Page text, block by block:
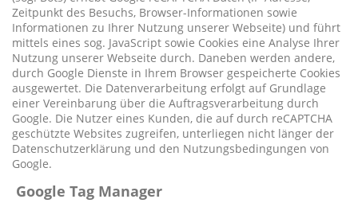
Zeitpunkt des Besuchs, Browser-Informationen sowie
Informationen zu Ihrer Nutzung unserer Webseite) und führt
mittels eines sog. JavaScript sowie Cookies eine Analyse Ihrer
Nutzung unserer Webseite durch. Daneben werden andere,
durch Google Dienste in Ihrem Browser gespeicherte Cookies
ausgewertet. Die Datenverarbeitung erfolgt auf Grundlage
einer Vereinbarung über die Auftragsverarbeitung durch
Google. Die Nutzer eines Kunden, die auf durch reCAPTCHA
geschützte Websites zugreifen, unterliegen nicht länger der
Datenschutzerklärung und den Nutzungsbedingungen von
Google.
Google Tag Manager